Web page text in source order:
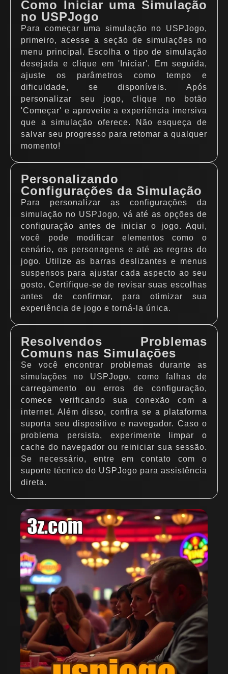
Como Iniciar uma Simulação
no USPJogo
Para começar uma simulação no USPJogo,
primeiro, acesse a seção de simulações no
menu principal. Escolha o tipo de simulação
desejada e clique em 'Iniciar'. Em seguida,
ajuste os parâmetros como tempo e
dificuldade, se disponíveis. Após
personalizar seu jogo, clique no botão
'Começar' e aproveite a experiência imersiva
que a simulação oferece. Não esqueça de
salvar seu progresso para retomar a qualquer
momento!
Personalizando
Configurações da Simulação
Para personalizar as configurações da
simulação no USPJogo, vá até as opções de
configuração antes de iniciar o jogo. Aqui,
você pode modificar elementos como o
cenário, os personagens e até as regras do
jogo. Utilize as barras deslizantes e menus
suspensos para ajustar cada aspecto ao seu
gosto. Certifique-se de revisar suas escolhas
antes de confirmar, para otimizar sua
experiência de jogo e torná-la única.
Resolvendos Problemas
Comuns nas Simulações
Se você encontrar problemas durante as
simulações no USPJogo, como falhas de
carregamento ou erros de configuração,
comece verificando sua conexão com a
internet. Além disso, confira se a plataforma
suporta seu dispositivo e navegador. Caso o
problema persista, experimente limpar o
cache do navegador ou reiniciar sua sessão.
Se necessário, entre em contato com o
suporte técnico do USPJogo para assistência
direta.